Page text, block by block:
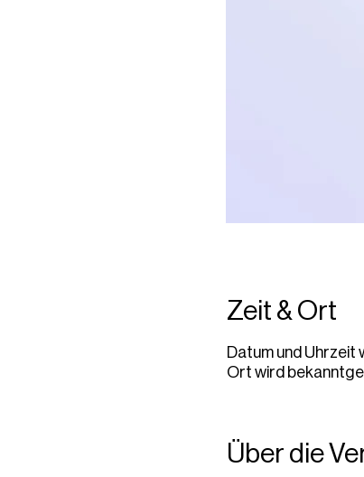
Zeit & Ort
Datum und
Ort wird
Über die